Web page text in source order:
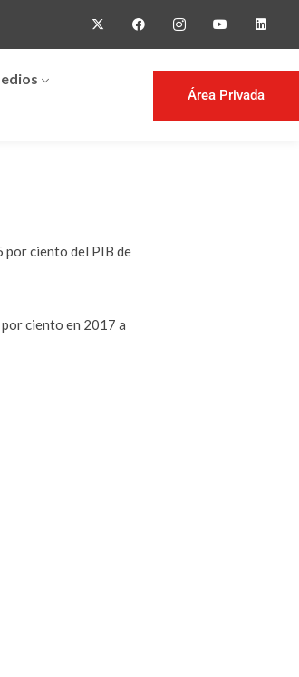
Área Privada
por ciento del PIB de
ciento en 2017 a